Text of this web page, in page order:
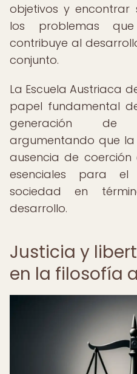
objetivos y encontrar
los problemas
contribuye al
conjunto.
La Escuela Austriaca
papel fundamental
generación de
argumentando que
ausencia de
esenciales para
sociedad en
desarrollo.
Justicia y
en la filosofía